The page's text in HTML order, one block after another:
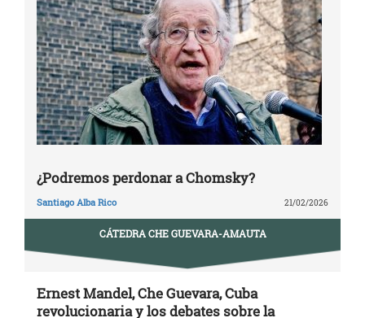
¿Podremos perdonar a Chomsky?
Santiago Alba Rico 21/02/2026
CÁTEDRA CHE GUEVARA-AMAUTA
Ernest Mandel, Che Guevara, Cuba
revolucionaria y los debates sobre la